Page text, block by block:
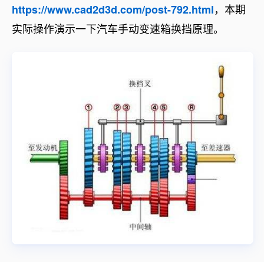
https://www.cad2d3d.com/post-792.html，本期
实际操作演示一下汽车手动变速箱换挡原理。